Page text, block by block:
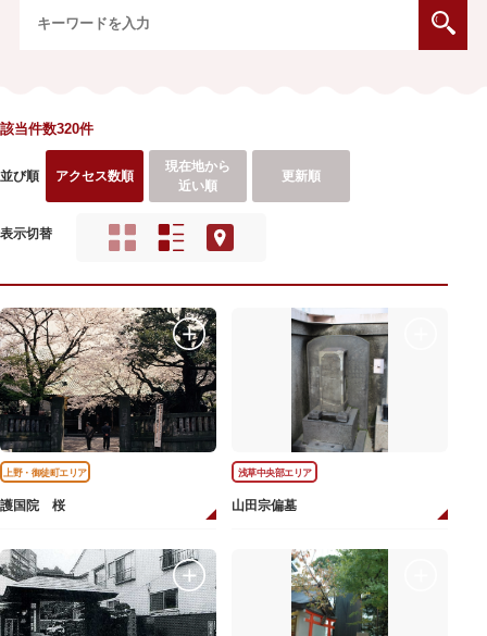
該当件数320件
並び順 アクセス数順
現在地から
近い順
更新順
表示切替
上野・御徒町エリア
護国院 桜
浅草中央部エリア
山田宗偏墓